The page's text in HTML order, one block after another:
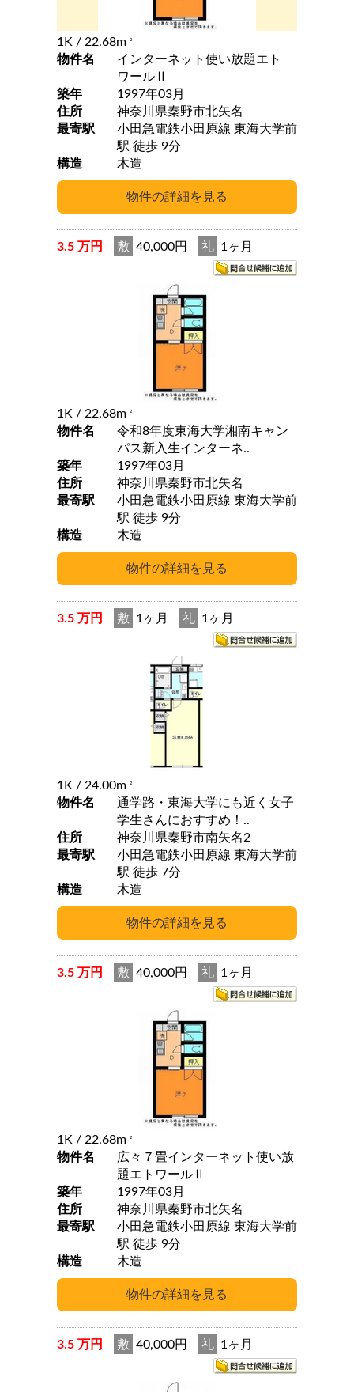
1K / 22.68m 2
物件名
インターネット使い放題エト
ワールⅡ
築年
1997年03月
住所
神奈川県秦野市北矢名
最寄駅
小田急電鉄小田原線 東海大学前
駅 徒歩 9分
構造
木造
3.5 万円 敷 40,000円 礼 1ヶ月
1K / 22.68m 2
物件名
令和8年度東海大学湘南キャン
パス新入生インターネ..
築年
1997年03月
住所
神奈川県秦野市北矢名
最寄駅
小田急電鉄小田原線 東海大学前
駅 徒歩 9分
構造
木造
3.5 万円 敷 1ヶ月 礼 1ヶ月
1K / 24.00m 2
物件名
通学路・東海大学にも近く女子
学生さんにおすすめ！..
住所
神奈川県秦野市南矢名2
最寄駅
小田急電鉄小田原線 東海大学前
駅 徒歩 7分
構造
木造
3.5 万円 敷 40,000円 礼 1ヶ月
1K / 22.68m 2
物件名
広々７畳インターネット使い放
題エトワールⅡ
築年
1997年03月
住所
神奈川県秦野市北矢名
最寄駅
小田急電鉄小田原線 東海大学前
駅 徒歩 9分
構造
木造
3.5 万円 敷 40,000円 礼 1ヶ月